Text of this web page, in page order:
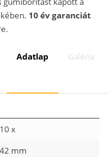
10 év garanciát
Adatlap Galéria
10 x
42 mm